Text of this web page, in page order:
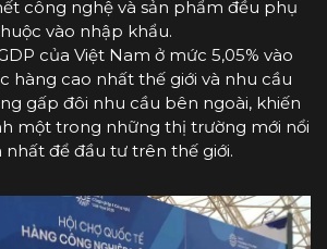
công nghệ và sản phẩm đều phụ
vào nhập khẩu.
của Việt Nam ở mức 5,05% vào
hàng cao nhất thế giới và nhu cầu
gấp đôi nhu cầu bên ngoài, khiến
một trong những thị trường mới nổi
nhất để đầu tư trên thế giới.